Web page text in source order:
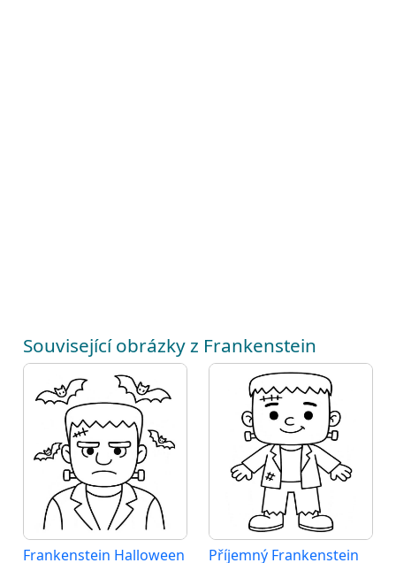
Související obrázky z Frankenstein
Frankenstein Halloween Příjemný Frankenstein